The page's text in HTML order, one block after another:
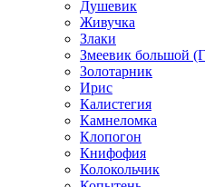
Душевик
Живучка
Злаки
Змеевик большой
Золотарник
Ирис
Калистегия
Камнеломка
Клопогон
Книфофия
Колокольчик